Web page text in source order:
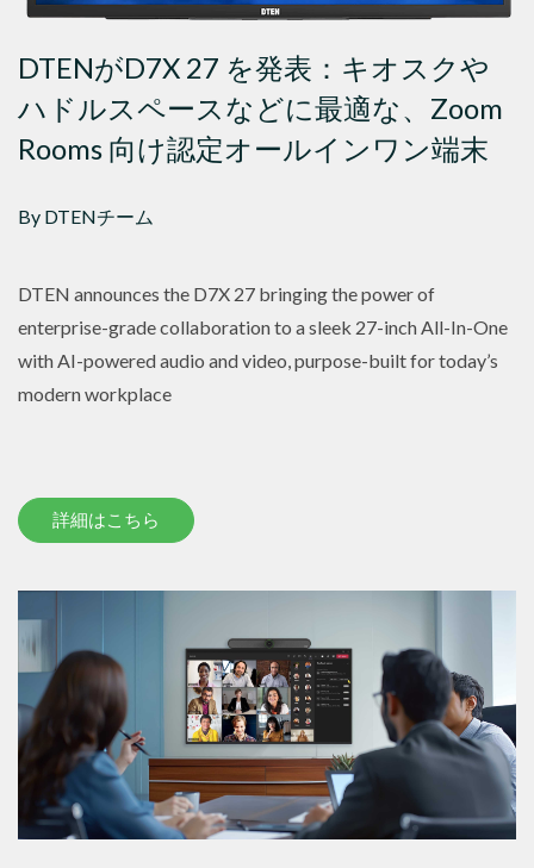
DTENがD7X 27 を発表：キオスクや
ハドルスペースなどに最適な、Zoom
Rooms 向け認定オールインワン端末
By DTENチーム
DTEN announces the D7X 27 bringing the power of
enterprise-grade collaboration to a sleek 27-inch All-In-One
with AI-powered audio and video, purpose-built for today’s
modern workplace
詳細はこちら